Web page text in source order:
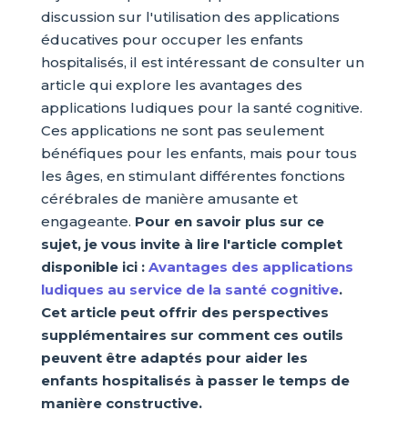
discussion sur l'utilisation des applications
éducatives pour occuper les enfants
hospitalisés, il est intéressant de consulter un
article qui explore les avantages des
applications ludiques pour la santé cognitive.
Ces applications ne sont pas seulement
bénéfiques pour les enfants, mais pour tous
les âges, en stimulant différentes fonctions
cérébrales de manière amusante et
engageante. Pour en savoir plus sur ce
sujet, je vous invite à lire l'article complet
disponible ici : Avantages des applications
ludiques au service de la santé cognitive.
Cet article peut offrir des perspectives
supplémentaires sur comment ces outils
peuvent être adaptés pour aider les
enfants hospitalisés à passer le temps de
manière constructive.